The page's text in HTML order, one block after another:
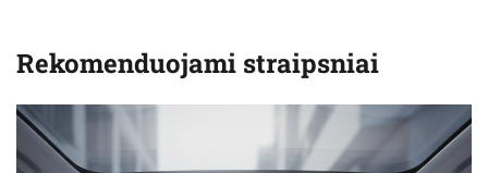
Rekomenduojami straipsniai